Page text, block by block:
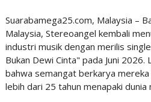
Suarabamega25.com, Malaysia –
Malaysia, Stereoangel kembali
industri musik dengan merilis
Bukan Dewi Cinta" pada Juni 2026.
bahwa semangat berkarya
lebih dari 25 tahun menapaki dunia